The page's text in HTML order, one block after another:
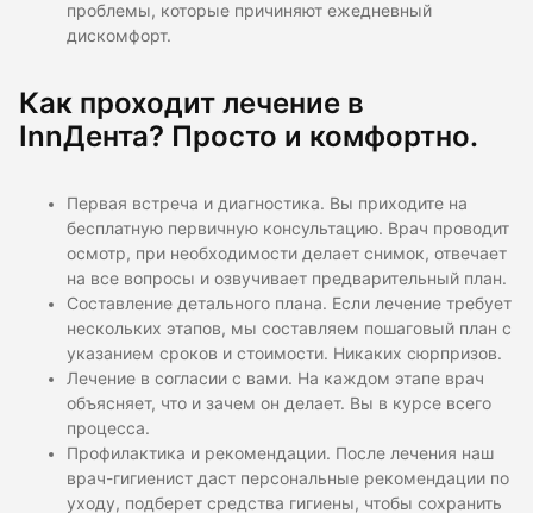
проблемы, которые причиняют ежедневный
дискомфорт.
Как проходит лечение в
InnДента? Просто и комфортно.
Первая встреча и диагностика. Вы приходите на
бесплатную первичную консультацию. Врач проводит
осмотр, при необходимости делает снимок, отвечает
на все вопросы и озвучивает предварительный план.
Составление детального плана. Если лечение требует
нескольких этапов, мы составляем пошаговый план с
указанием сроков и стоимости. Никаких сюрпризов.
Лечение в согласии с вами. На каждом этапе врач
объясняет, что и зачем он делает. Вы в курсе всего
процесса.
Профилактика и рекомендации. После лечения наш
врач-гигиенист даст персональные рекомендации по
уходу, подберет средства гигиены, чтобы сохранить